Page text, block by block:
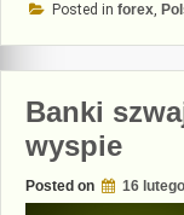
Posted in forex,
Banki
wyspie
Posted on 16